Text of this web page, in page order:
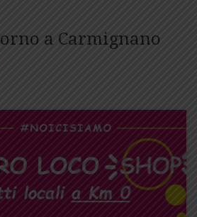
a Carmignano